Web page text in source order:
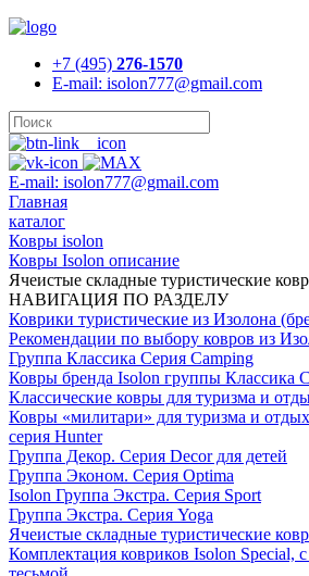
+7 (495) 276-1570
E-mail: isolon777@gmail.com
E-mail: isolon777@gmail.com
Главная
каталог
Ковры isolon
Ковры Isolon описание
Ячеистые складные туристические
НАВИГАЦИЯ ПО РАЗДЕЛУ
Коврики туристические из Изолона
Рекомендации по выбору ковров из
Группа Классика Серия Camping
Ковры бренда Isolon группы Классика
Классические ковры для туризма и
Ковры «милитари» для туризма и
серия Hunter
Группа Декор. Серия Decor для детей
Группа Эконом. Серия Optima
Isolon Группа Экстра. Серия Sport
Группа Экстра. Серия Yoga
Ячеистые складные туристические
Комплектация ковриков Isolon Special,